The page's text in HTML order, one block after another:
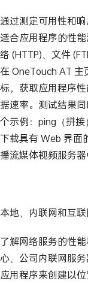
通过测定可用性和
适合应用程序的性
络 (HTTP)、文件
在 OneTouch AT
标，获取应用程序
据速率。测试结果
个示例：ping（拼
下载具有 Web 界面
播流媒体视频服务
本地、内联网和互
了解网络服务的性
心、公司内联网服
应用程序来创建以